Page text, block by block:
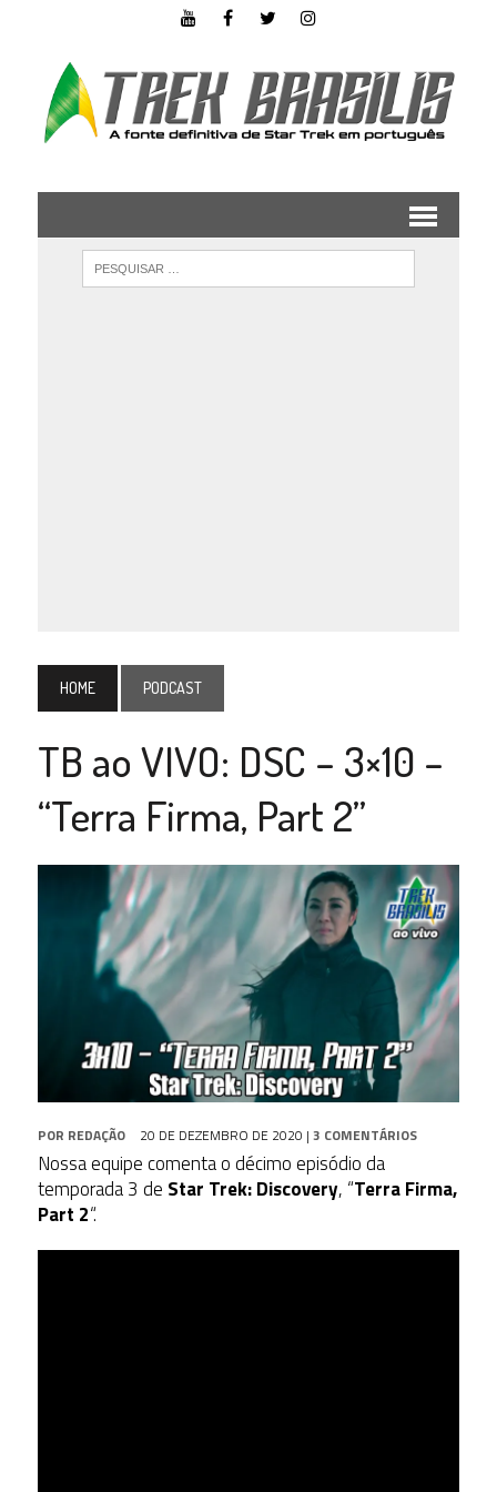
HOME PODCAST
TB ao VIVO: DSC – 3×10 –
“Terra Firma, Part 2”
POR REDAÇÃO 20 DE DEZEMBRO DE 2020 | 3 COMENTÁRIOS
Nossa equipe comenta o décimo episódio da
temporada 3 de Star Trek: Discovery, “Terra Firma,
Part 2“.